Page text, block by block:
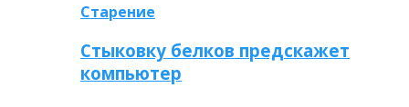
Старение
Стыковку белков предскажет
компьютер